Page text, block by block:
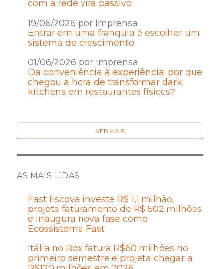
com a rede vira passivo
19/06/2026 por Imprensa
Entrar em uma franquia é escolher um
sistema de crescimento
01/06/2026 por Imprensa
Da conveniência à experiência: por que
chegou a hora de transformar dark
kitchens em restaurantes físicos?
VER MAIS
AS MAIS LIDAS
Fast Escova investe R$ 1,1 milhão,
projeta faturamento de R$ 502 milhões
e inaugura nova fase como
Ecossistema Fast
Itália no Box fatura R$60 milhões no
primeiro semestre e projeta chegar a